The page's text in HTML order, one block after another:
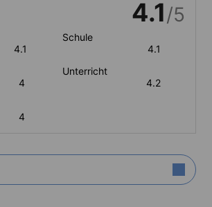
4.1/5
4.1
Schule
4.1
4
Unterricht
4.2
4